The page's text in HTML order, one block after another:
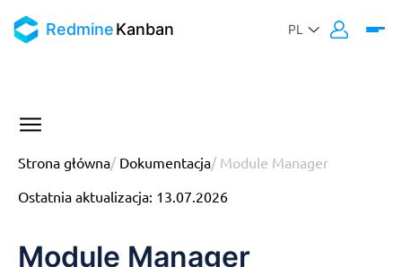
RedmineKanban
Strona główna/ Dokumentacja/ Module Manager
Ostatnia aktualizacja: 13.07.2026
Module Manager